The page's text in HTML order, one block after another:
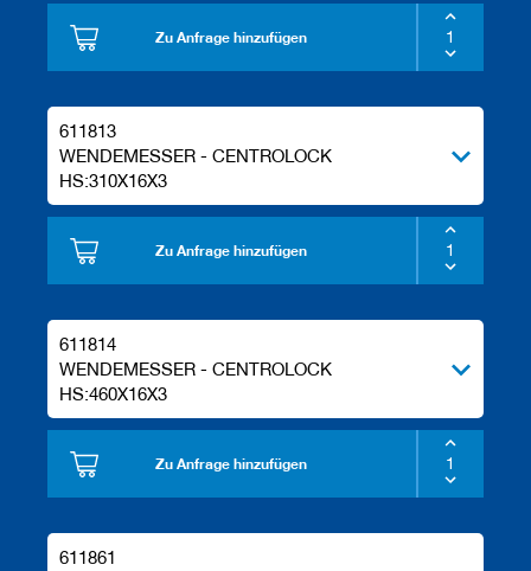
Zu Anfrage hinzufügen
611813
WENDEMESSER - CENTROLOCK
HS:310X16X3
Zu Anfrage hinzufügen
611814
WENDEMESSER - CENTROLOCK
HS:460X16X3
Zu Anfrage hinzufügen
611861